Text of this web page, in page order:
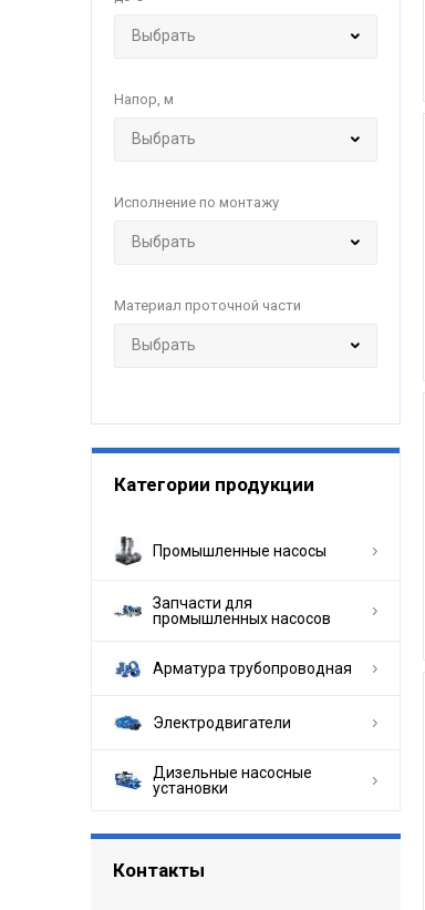
Напор, м
Исполнение по монтажу
Материал проточной части
Категории продукции
Промышленные насосы
Запчасти для
промышленных насосов
Арматура трубопроводная
Электродвигатели
Дизельные насосные
установки
Контакты